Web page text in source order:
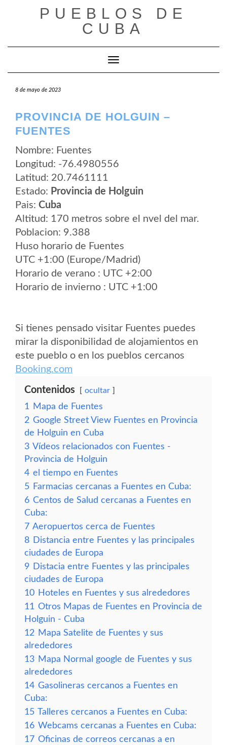
PUEBLOS DE
CUBA
Cambiar modo de navegación
8 de mayo de 2023
PROVINCIA DE HOLGUIN –
FUENTES
Nombre: Fuentes
Longitud: -76.4980556
Latitud: 20.7461111
Estado: Provincia de Holguin
Pais: Cuba
Altitud: 170 metros sobre el nvel del mar.
Poblacion: 9.388
Huso horario de Fuentes
UTC +1:00 (Europe/Madrid)
Horario de verano : UTC +2:00
Horario de invierno : UTC +1:00
Si tienes pensado visitar Fuentes puedes
mirar la disponibilidad de alojamientos en
este pueblo o en los pueblos cercanos
Booking.com
Contenidos ocultar
1
Mapa de Fuentes
2 Google Street View Fuentes en Provincia
de Holguin en Cuba
3 Vídeos relacionados con Fuentes -
Provincia de Holguin
4 el tiempo en Fuentes
5 Farmacias cercanas a Fuentes en Cuba:
6 Centos de Salud cercanas a Fuentes en
Cuba:
7 Aeropuertos cerca de Fuentes
8 Distancia entre Fuentes y las principales
ciudades de Europa
9 Distacia entre Fuentes y las principales
ciudades de Europa
10 Hoteles en Fuentes y sus alrededores
11 Otros Mapas de Fuentes en Provincia de
Holguin - Cuba
12 Mapa Satelite de Fuentes y sus
alrededores
13 Mapa Normal google de Fuentes y sus
alrededores
14 Gasolineras cercanos a Fuentes en
Cuba:
15 Talleres cercanos a Fuentes en Cuba:
16 Webcams cercanas a Fuentes en Cuba:
17 Oficinas de correos cercanas a en